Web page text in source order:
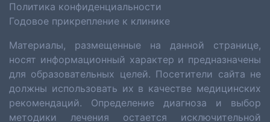
Политика конфиденциальности
Годовое прикрепление к клинике
Материалы, размещенные на данной странице,
носят информационный характер и предназначены
для образовательных целей. Посетители сайта не
должны использовать их в качестве медицинских
рекомендаций. Определение диагноза и выбор
методики лечения остается исключительной